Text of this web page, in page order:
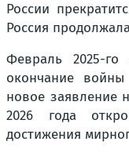
России
Россия
Февраль 2025-
окончание
новое заявление
2026 года
достижения